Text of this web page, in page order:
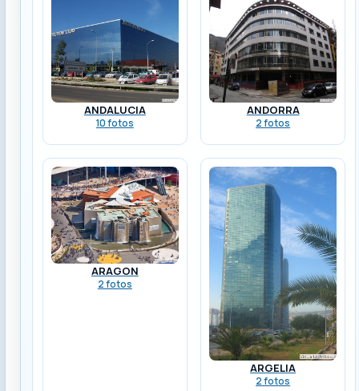
ANDALUCIA
10 fotos
ANDORRA
2 fotos
ARAGON
2 fotos
ARGELIA
2 fotos